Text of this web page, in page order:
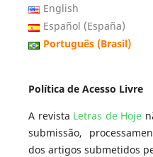
English
Español (España)
Português (Brasil)
Política de Acesso Livre
A revista Letras de Hoje
submissão,
dos artigos submetidos